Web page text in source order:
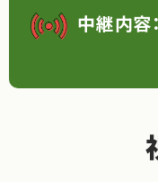
中継内容：